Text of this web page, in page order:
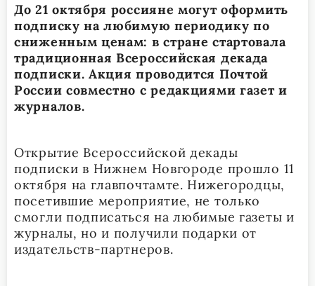
До 21 октября россияне могут оформить
подписку на любимую периодику по
сниженным ценам: в стране стартовала
традиционная Всероссийская декада
подписки. Акция проводится Почтой
России совместно с редакциями газет и
журналов.
Открытие Всероссийской декады
подписки в Нижнем Новгороде прошло 11
октября на главпочтамте. Нижегородцы,
посетившие мероприятие, не только
смогли подписаться на любимые газеты и
журналы, но и получили подарки от
издательств-партнеров.